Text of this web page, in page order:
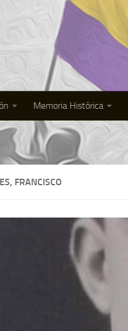
Memoria Histórica
FRANCISCO